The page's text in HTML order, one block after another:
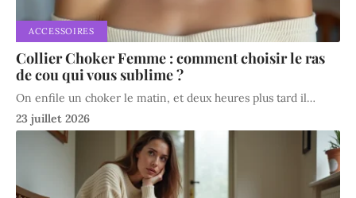
ACCESSOIRES
Collier Choker Femme : comment choisir le ras
de cou qui vous sublime ?
On enfile un choker le matin, et deux heures plus tard il…
23 juillet 2026